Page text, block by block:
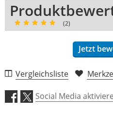
(2)
Jetzt
Qualität (5,0)
Vergleichsliste
Social Media